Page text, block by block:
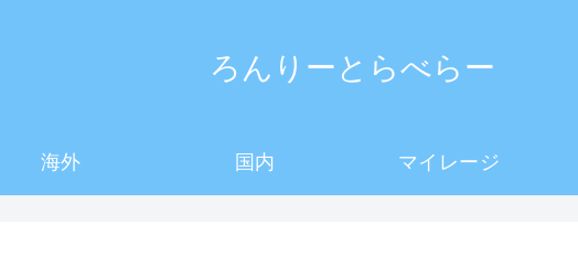
ろんりーとらべらー
海外 国内 マイレージ